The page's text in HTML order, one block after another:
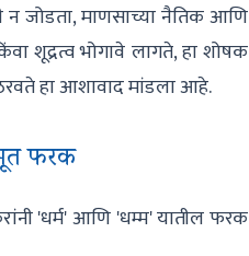
न जोडता, माणसाच्या नैतिक आणि
शूद्रत्व भोगावे लागते, हा शोषक
हा आशावाद मांडला आहे.
फरक
'धर्म' आणि 'धम्म' यातील फरक